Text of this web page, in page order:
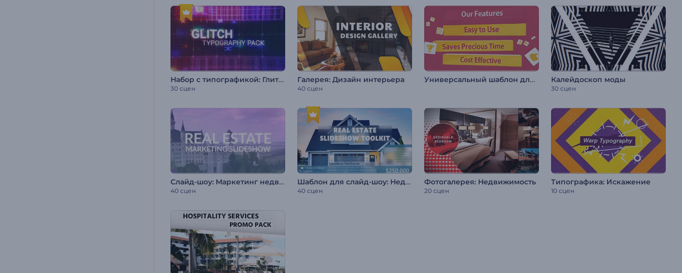
Набор с типографикой: Глитч-эффект
30 сцен
Галерея: Дизайн интерьера
40 сцен
Универсальный шаблон для рекламы Калейдоскоп моды
30 сцен
Слайд-шоу: Маркетинг недвижимости
40 сцен
Шаблон для слайд-шоу: Недвижимость
40 сцен
Фотогалерея: Недвижимость
20 сцен
Типографика: Искажение
10 сцен